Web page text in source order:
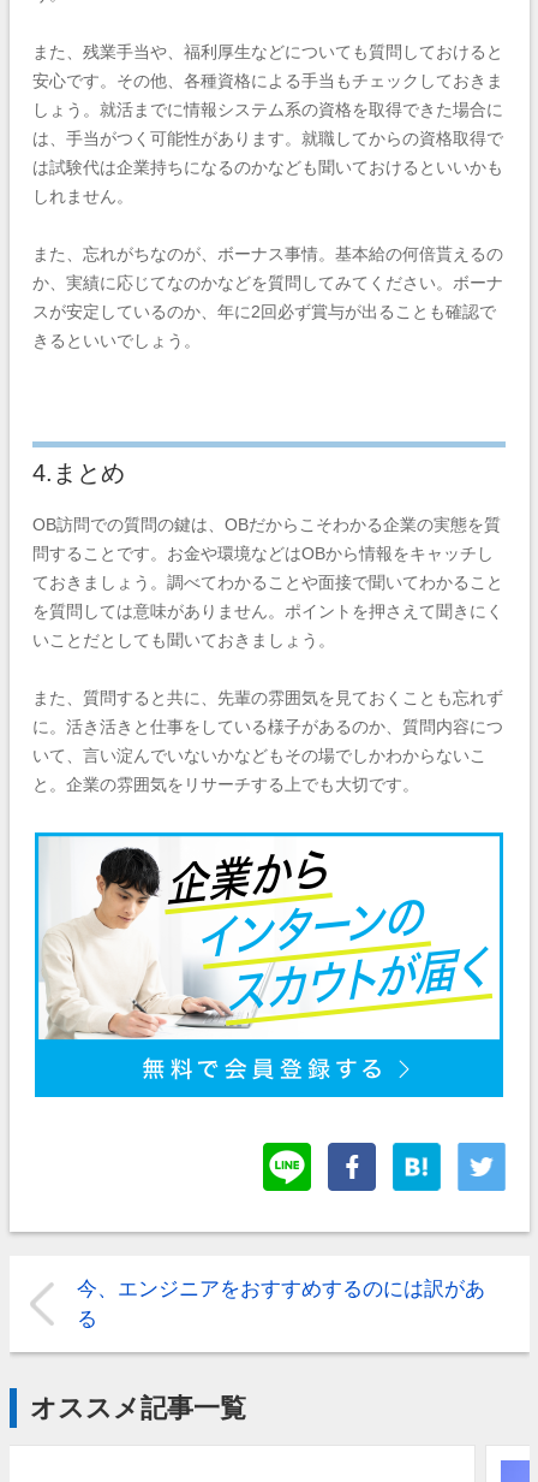
また、残業手当や、福利厚生などについても質問しておけると
安心です。その他、各種資格による手当もチェックしておきま
しょう。就活までに情報システム系の資格を取得できた場合に
は、手当がつく可能性があります。就職してからの資格取得で
は試験代は企業持ちになるのかなども聞いておけるといいかも
しれません。
また、忘れがちなのが、ボーナス事情。基本給の何倍貰えるの
か、実績に応じてなのかなどを質問してみてください。ボーナ
スが安定しているのか、年に2回必ず賞与が出ることも確認で
きるといいでしょう。
4.まとめ
OB訪問での質問の鍵は、OBだからこそわかる企業の実態を質
問することです。お金や環境などはOBから情報をキャッチし
ておきましょう。調べてわかることや面接で聞いてわかること
を質問しては意味がありません。ポイントを押さえて聞きにく
いことだとしても聞いておきましょう。
また、質問すると共に、先輩の雰囲気を見ておくことも忘れず
に。活き活きと仕事をしている様子があるのか、質問内容につ
いて、言い淀んでいないかなどもその場でしかわからないこ
と。企業の雰囲気をリサーチする上でも大切です。
今、エンジニアをおすすめするのには訳があ
る
オススメ記事一覧